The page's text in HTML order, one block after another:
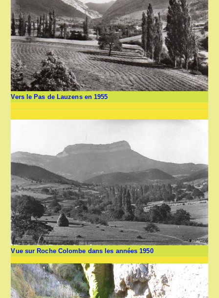
Vers le Pas de Lauzens en 1955
Vue sur Roche Colombe dans les années 1950